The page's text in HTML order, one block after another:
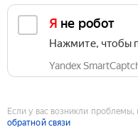
Я не робот
Нажмите, чтобы
Yandex
Если у вас возникли проблемы,
обратной связи